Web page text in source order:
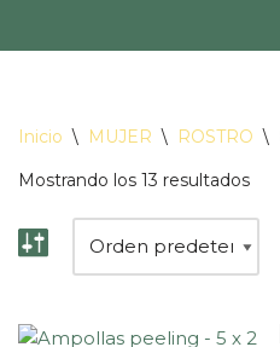
contenido
Inicio \ MUJER \ ROSTRO \
Mostrando los 13 resultados